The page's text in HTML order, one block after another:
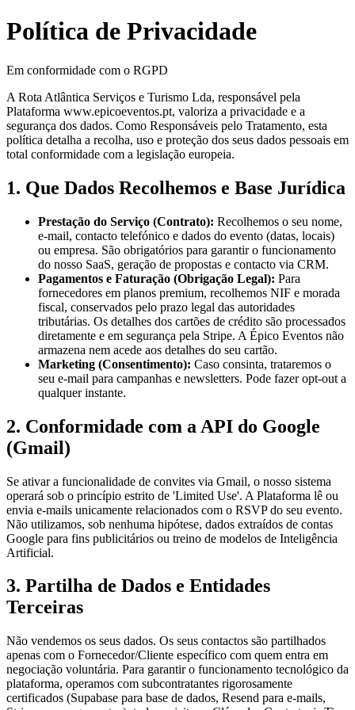
Política de Privacidade
Em conformidade com o RGPD
A Rota Atlântica Serviços e Turismo Lda, responsável pela
Plataforma www.epicoeventos.pt, valoriza a privacidade e a
segurança dos dados. Como Responsáveis pelo Tratamento, esta
política detalha a recolha, uso e proteção dos seus dados pessoais em
total conformidade com a legislação europeia.
1. Que Dados Recolhemos e Base Jurídica
Prestação do Serviço (Contrato): Recolhemos o seu nome,
e-mail, contacto telefónico e dados do evento (datas, locais)
ou empresa. São obrigatórios para garantir o funcionamento
do nosso SaaS, geração de propostas e contacto via CRM.
Pagamentos e Faturação (Obrigação Legal): Para
fornecedores em planos premium, recolhemos NIF e morada
fiscal, conservados pelo prazo legal das autoridades
tributárias. Os detalhes dos cartões de crédito são processados
diretamente e em segurança pela Stripe. A Épico Eventos não
armazena nem acede aos detalhes do seu cartão.
Marketing (Consentimento): Caso consinta, trataremos o
seu e-mail para campanhas e newsletters. Pode fazer opt-out a
qualquer instante.
2. Conformidade com a API do Google
(Gmail)
Se ativar a funcionalidade de convites via Gmail, o nosso sistema
operará sob o princípio estrito de 'Limited Use'. A Plataforma lê ou
envia e-mails unicamente relacionados com o RSVP do seu evento.
Não utilizamos, sob nenhuma hipótese, dados extraídos de contas
Google para fins publicitários ou treino de modelos de Inteligência
Artificial.
3. Partilha de Dados e Entidades
Terceiras
Não vendemos os seus dados. Os seus contactos são partilhados
apenas com o Fornecedor/Cliente específico com quem entra em
negociação voluntária. Para garantir o funcionamento tecnológico da
plataforma, operamos com subcontratantes rigorosamente
certificados (Supabase para base de dados, Resend para e-mails,